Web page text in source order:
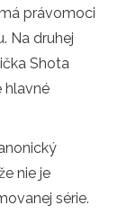
právomoci
Na druhej
Shota
hlavné
nie je
série.